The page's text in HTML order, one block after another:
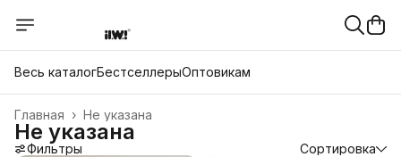
Весь каталогБестселлерыОптовикам
Не указана
Главная ›
Не указана
Фильтры Сортировка